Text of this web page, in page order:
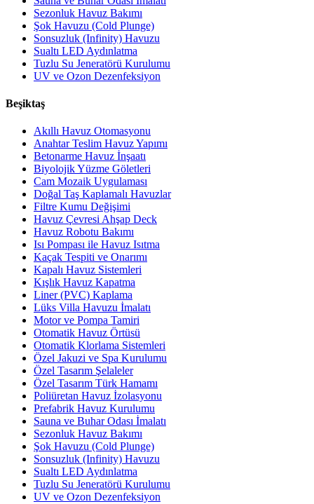
Sezonluk Havuz Bakımı
Şok Havuzu (Cold Plunge)
Sonsuzluk (Infinity) Havuzu
Sualtı LED Aydınlatma
Tuzlu Su Jeneratörü Kurulumu
UV ve Ozon Dezenfeksiyon
Beşiktaş
Akıllı Havuz Otomasyonu
Anahtar Teslim Havuz Yapımı
Betonarme Havuz İnşaatı
Biyolojik Yüzme Göletleri
Cam Mozaik Uygulaması
Doğal Taş Kaplamalı Havuzlar
Filtre Kumu Değişimi
Havuz Çevresi Ahşap Deck
Havuz Robotu Bakımı
Isı Pompası ile Havuz Isıtma
Kaçak Tespiti ve Onarımı
Kapalı Havuz Sistemleri
Kışlık Havuz Kapatma
Liner (PVC) Kaplama
Lüks Villa Havuzu İmalatı
Motor ve Pompa Tamiri
Otomatik Havuz Örtüsü
Otomatik Klorlama Sistemleri
Özel Jakuzi ve Spa Kurulumu
Özel Tasarım Şelaleler
Özel Tasarım Türk Hamamı
Poliüretan Havuz İzolasyonu
Prefabrik Havuz Kurulumu
Sauna ve Buhar Odası İmalatı
Sezonluk Havuz Bakımı
Şok Havuzu (Cold Plunge)
Sonsuzluk (Infinity) Havuzu
Sualtı LED Aydınlatma
Tuzlu Su Jeneratörü Kurulumu
UV ve Ozon Dezenfeksiyon